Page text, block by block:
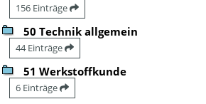
156 Einträge
50 Technik allgemein
44 Einträge
51 Werkstoffkunde
6 Einträge